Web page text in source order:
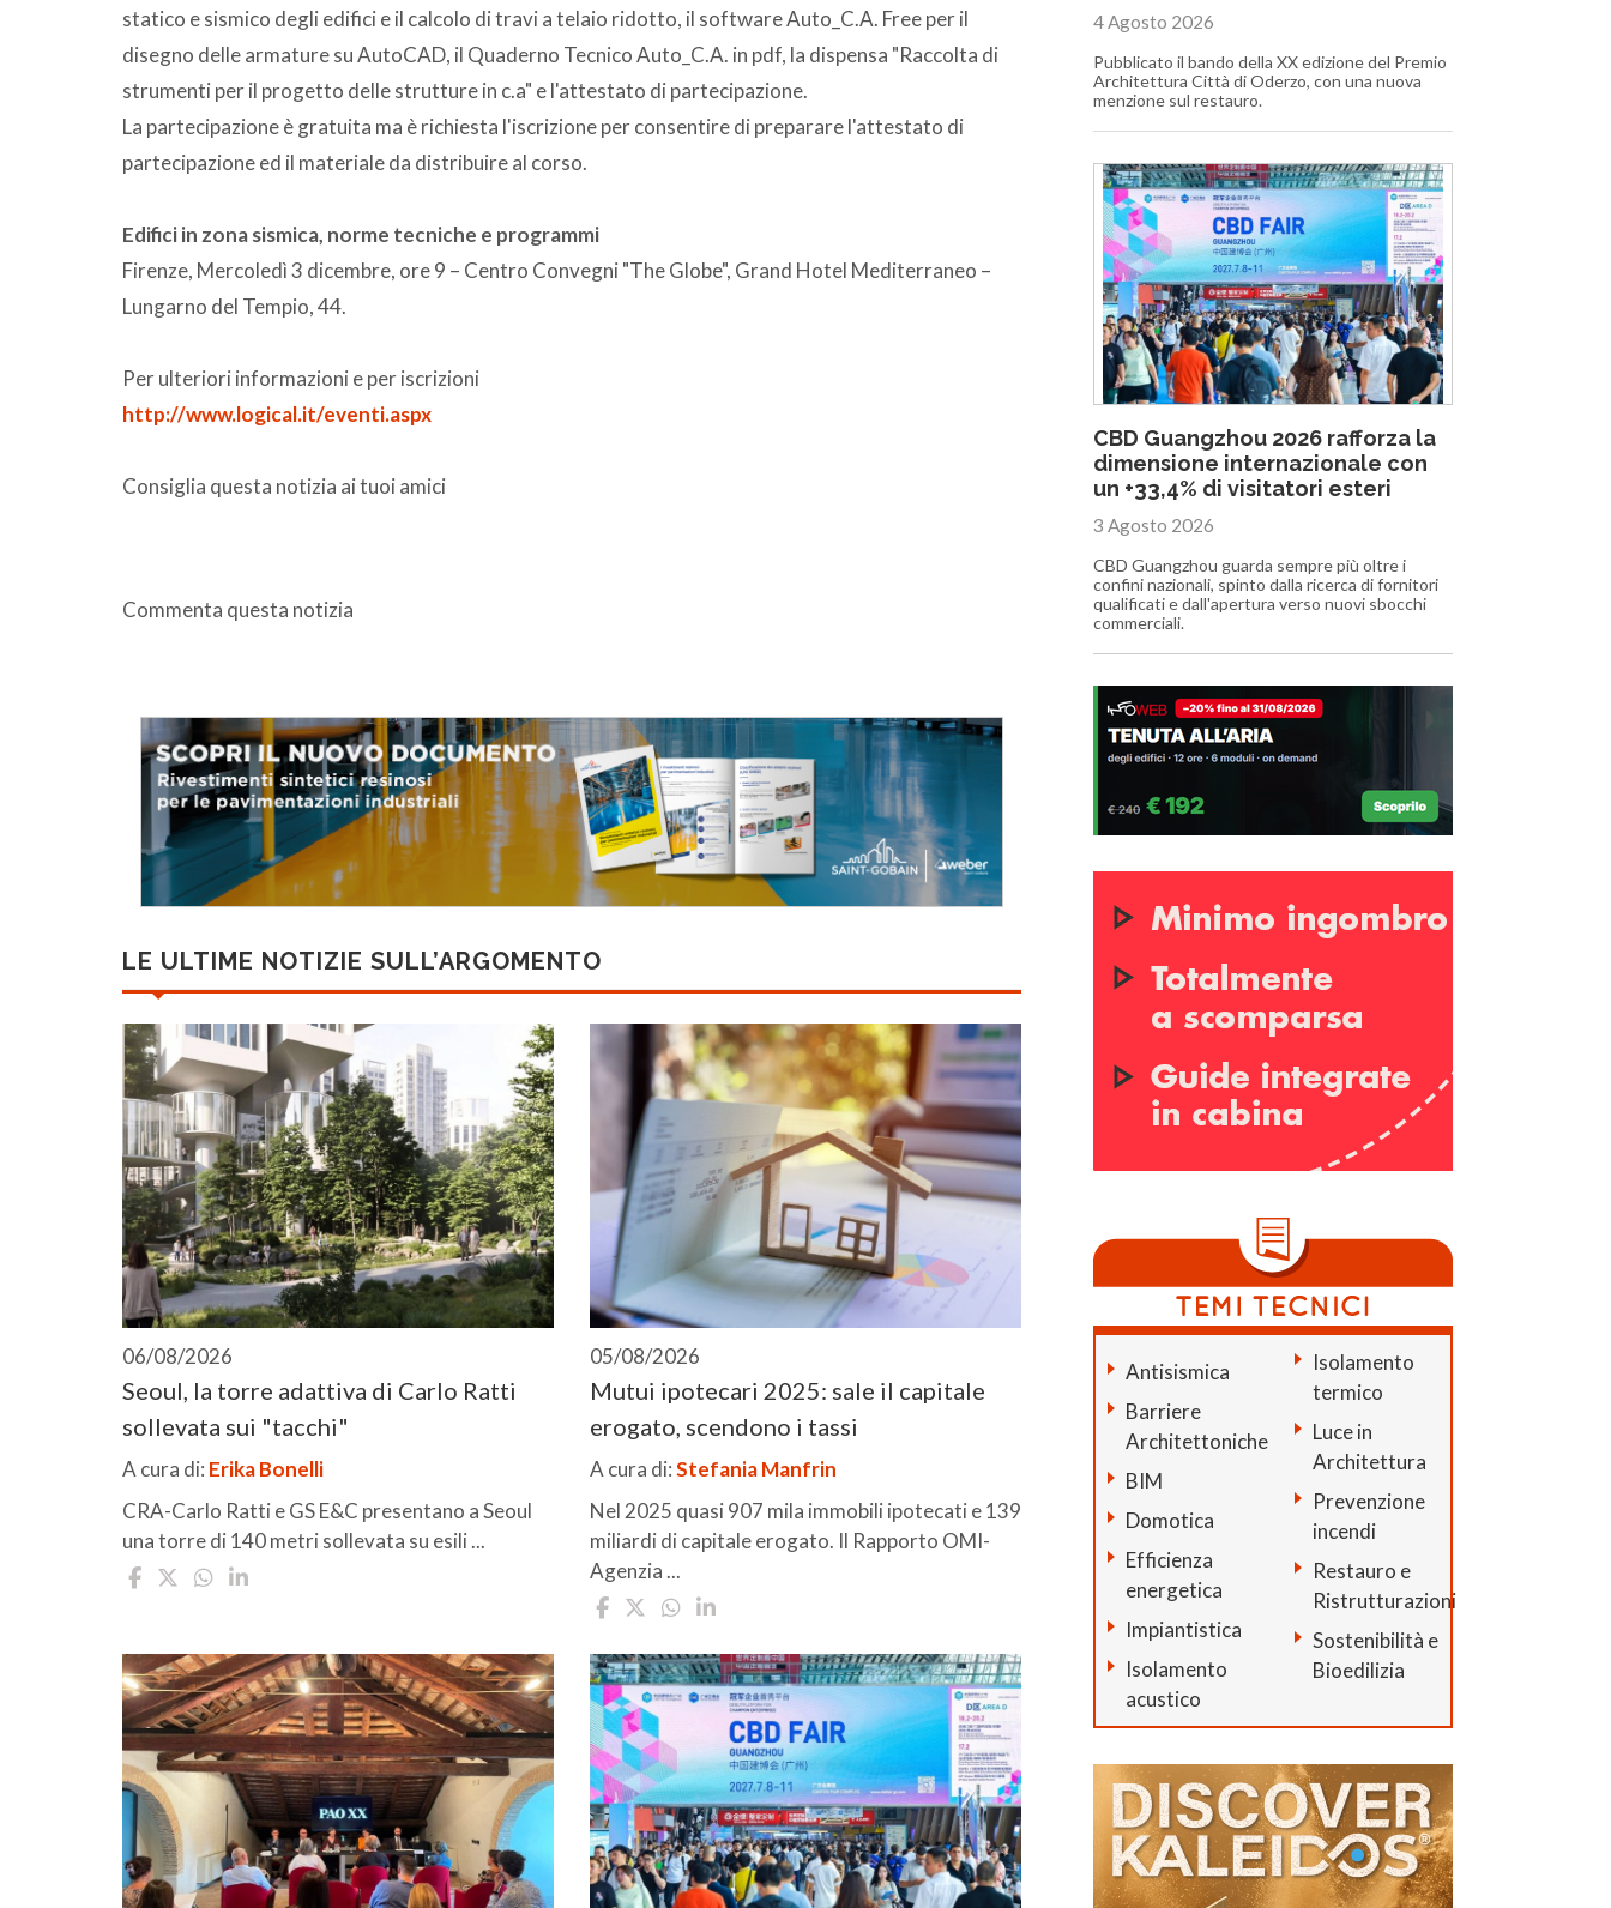
statico e sismico degli edifici e il calcolo di travi a telaio ridotto, il software Auto_C.A. Free per il
disegno delle armature su AutoCAD, il Quaderno Tecnico Auto_C.A. in pdf, la dispensa "Raccolta di
strumenti per il progetto delle strutture in c.a" e l'attestato di partecipazione.
La partecipazione è gratuita ma è richiesta l'iscrizione per consentire di preparare l'attestato di
partecipazione ed il materiale da distribuire al corso.
Edifici in zona sismica, norme tecniche e programmi
Firenze, Mercoledì 3 dicembre, ore 9 – Centro Convegni "The Globe", Grand Hotel Mediterraneo –
Lungarno del Tempio, 44.
Per ulteriori informazioni e per iscrizioni
http://www.logical.it/eventi.aspx
Consiglia questa notizia ai tuoi amici
Commenta questa notizia
LE ULTIME NOTIZIE SULL’ARGOMENTO
06/08/2026
Seoul, la torre adattiva di Carlo Ratti
sollevata sui "tacchi"
A cura di: Erika Bonelli
CRA-Carlo Ratti e GS E&C presentano a Seoul
una torre di 140 metri sollevata su esili ...
05/08/2026
Mutui ipotecari 2025: sale il capitale
erogato, scendono i tassi
A cura di:Stefania Manfrin
Nel 2025 quasi 907 mila immobili ipotecati e 139
miliardi di capitale erogato. Il Rapporto OMI-
Agenzia ...
4 Agosto 2026
Pubblicato il bando della XX edizione del Premio
Architettura Città di Oderzo, con una nuova
menzione sul restauro.
CBD Guangzhou 2026 rafforza la
dimensione internazionale con
un +33,4% di visitatori esteri
3 Agosto 2026
CBD Guangzhou guarda sempre più oltre i
confini nazionali, spinto dalla ricerca di fornitori
qualificati e dall'apertura verso nuovi sbocchi
commerciali.
Antisismica
Barriere
Architettoniche
BIM
Domotica
Efficienza
energetica
Impiantistica
Isolamento
acustico
Isolamento
termico
Luce in
Architettura
Prevenzione
incendi
Restauro e
Ristrutturazioni
Sostenibilità e
Bioedilizia